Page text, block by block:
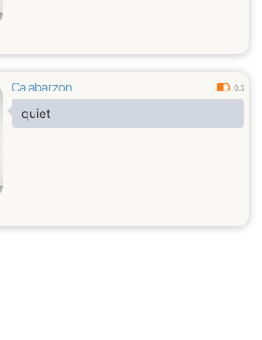
Calabarzon 0.3
quiet